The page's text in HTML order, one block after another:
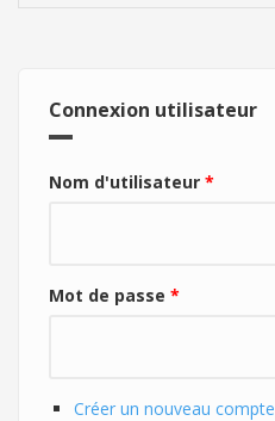
Connexion utilisateur
Nom d'utilisateur *
Mot de passe *
Créer un nouveau compte